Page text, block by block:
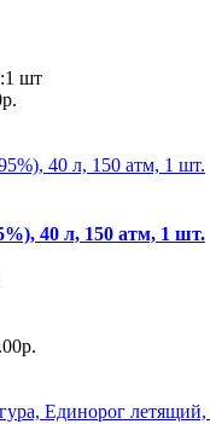
1 шт
40 л, 150 атм, 1 шт.